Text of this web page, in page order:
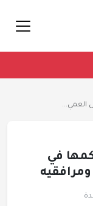
العمي...
في